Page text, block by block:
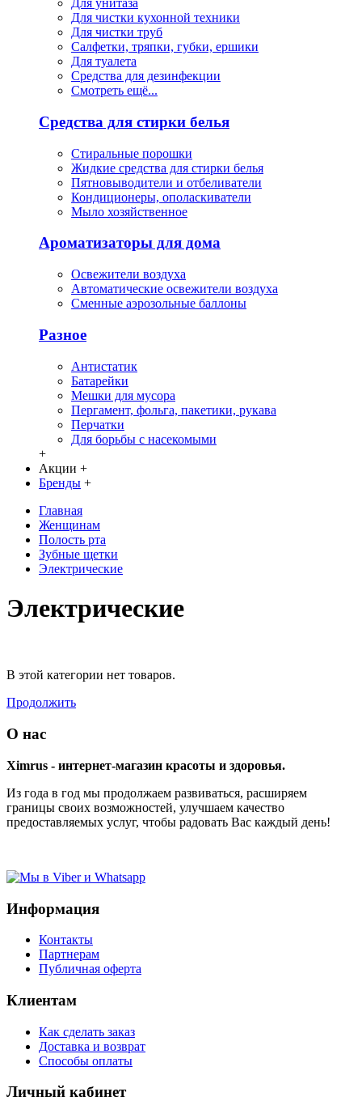
Для унитаза
Для чистки кухонной техники
Для чистки труб
Салфетки, тряпки, губки, ершики
Для туалета
Средства для дезинфекции
Смотреть ещё...
Средства для стирки белья
Стиральные порошки
Жидкие средства для стирки белья
Пятновыводители и отбеливатели
Кондиционеры, ополаскиватели
Мыло хозяйственное
Ароматизаторы для дома
Освежители воздуха
Автоматические освежители воздуха
Сменные аэрозольные баллоны
Разное
Антистатик
Батарейки
Мешки для мусора
Пергамент, фольга, пакетики, рукава
Перчатки
Для борьбы с насекомыми
+
Акции +
Бренды +
Главная
Женщинам
Полость рта
Зубные щетки
Электрические
Электрические
В этой категории нет товаров.
Продолжить
О нас
Ximrus - интернет-магазин красоты и здоровья.
Из года в год мы продолжаем развиваться, расширяем
границы своих возможностей, улучшаем качество
предоставляемых услуг, чтобы радовать Вас каждый день!
Информация
Контакты
Партнерам
Публичная оферта
Клиентам
Как сделать заказ
Доставка и возврат
Способы оплаты
Личный кабинет